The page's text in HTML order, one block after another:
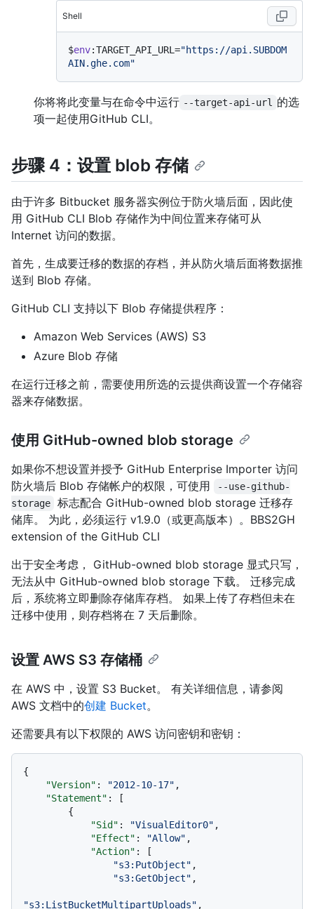
Shell
$env:TARGET_API_URL="https://api.SUBDOM
AIN.ghe.com"
你将将此变量与在命令中运行 --target-api-url
的选
项一起使用GitHub CLI。
步骤 4：设置 blob 存储
由于许多 Bitbucket 服务器实例位于防火墙后面，因此使
用 GitHub CLI Blob 存储作为中间位置来存储可从
Internet 访问的数据。
首先，生成要迁移的数据的存档，并从防火墙后面将数据推
送到 Blob 存储。
GitHub CLI 支持以下 Blob 存储提供程序：
Amazon Web Services (AWS) S3
Azure Blob 存储
在运行迁移之前，需要使用所选的云提供商设置一个存储容
器来存储数据。
使用 GitHub-owned blob storage
如果你不想设置并授予 GitHub Enterprise Importer 访问
防火墙后 Blob 存储帐户的权限，可使用
--use-github-
storage
标志配合 GitHub-owned blob storage 迁移存
储库。 为此，必须运行 v1.9.0（或更高版本）。BBS2GH
extension of the GitHub CLI
出于安全考虑， GitHub-owned blob storage 显式只写，
无法从中 GitHub-owned blob storage 下载。 迁移完成
后，系统将立即删除存储库存档。 如果上传了存档但未在
迁移中使用，则存档将在 7 天后删除。
设置 AWS S3 存储桶
在 AWS 中，设置 S3 Bucket。 有关详细信息，请参阅
AWS 文档中的创建 Bucket。
还需要具有以下权限的 AWS 访问密钥和密钥：
{
"Version" : "2012-10-17" ,
"Statement" :
[
{
"Sid" : "VisualEditor0" ,
"Effect" : "Allow" ,
"Action" :
[
"s3:PutObject" ,
"s3:GetObject" ,
"s3:ListBucketMultipartUploads" ,